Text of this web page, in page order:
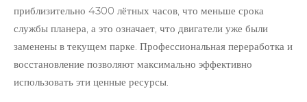
приблизительно 4300 лётных часов, что меньше срока
службы планера, а это означает, что двигатели уже были
заменены в текущем парке. Профессиональная переработка и
восстановление позволяют максимально эффективно
использовать эти ценные ресурсы.